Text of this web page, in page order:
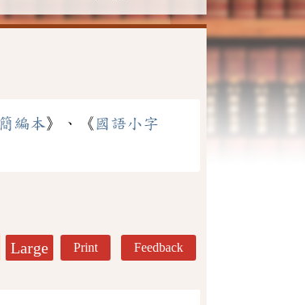
編本》、《 國語小字
Large Print Feedback